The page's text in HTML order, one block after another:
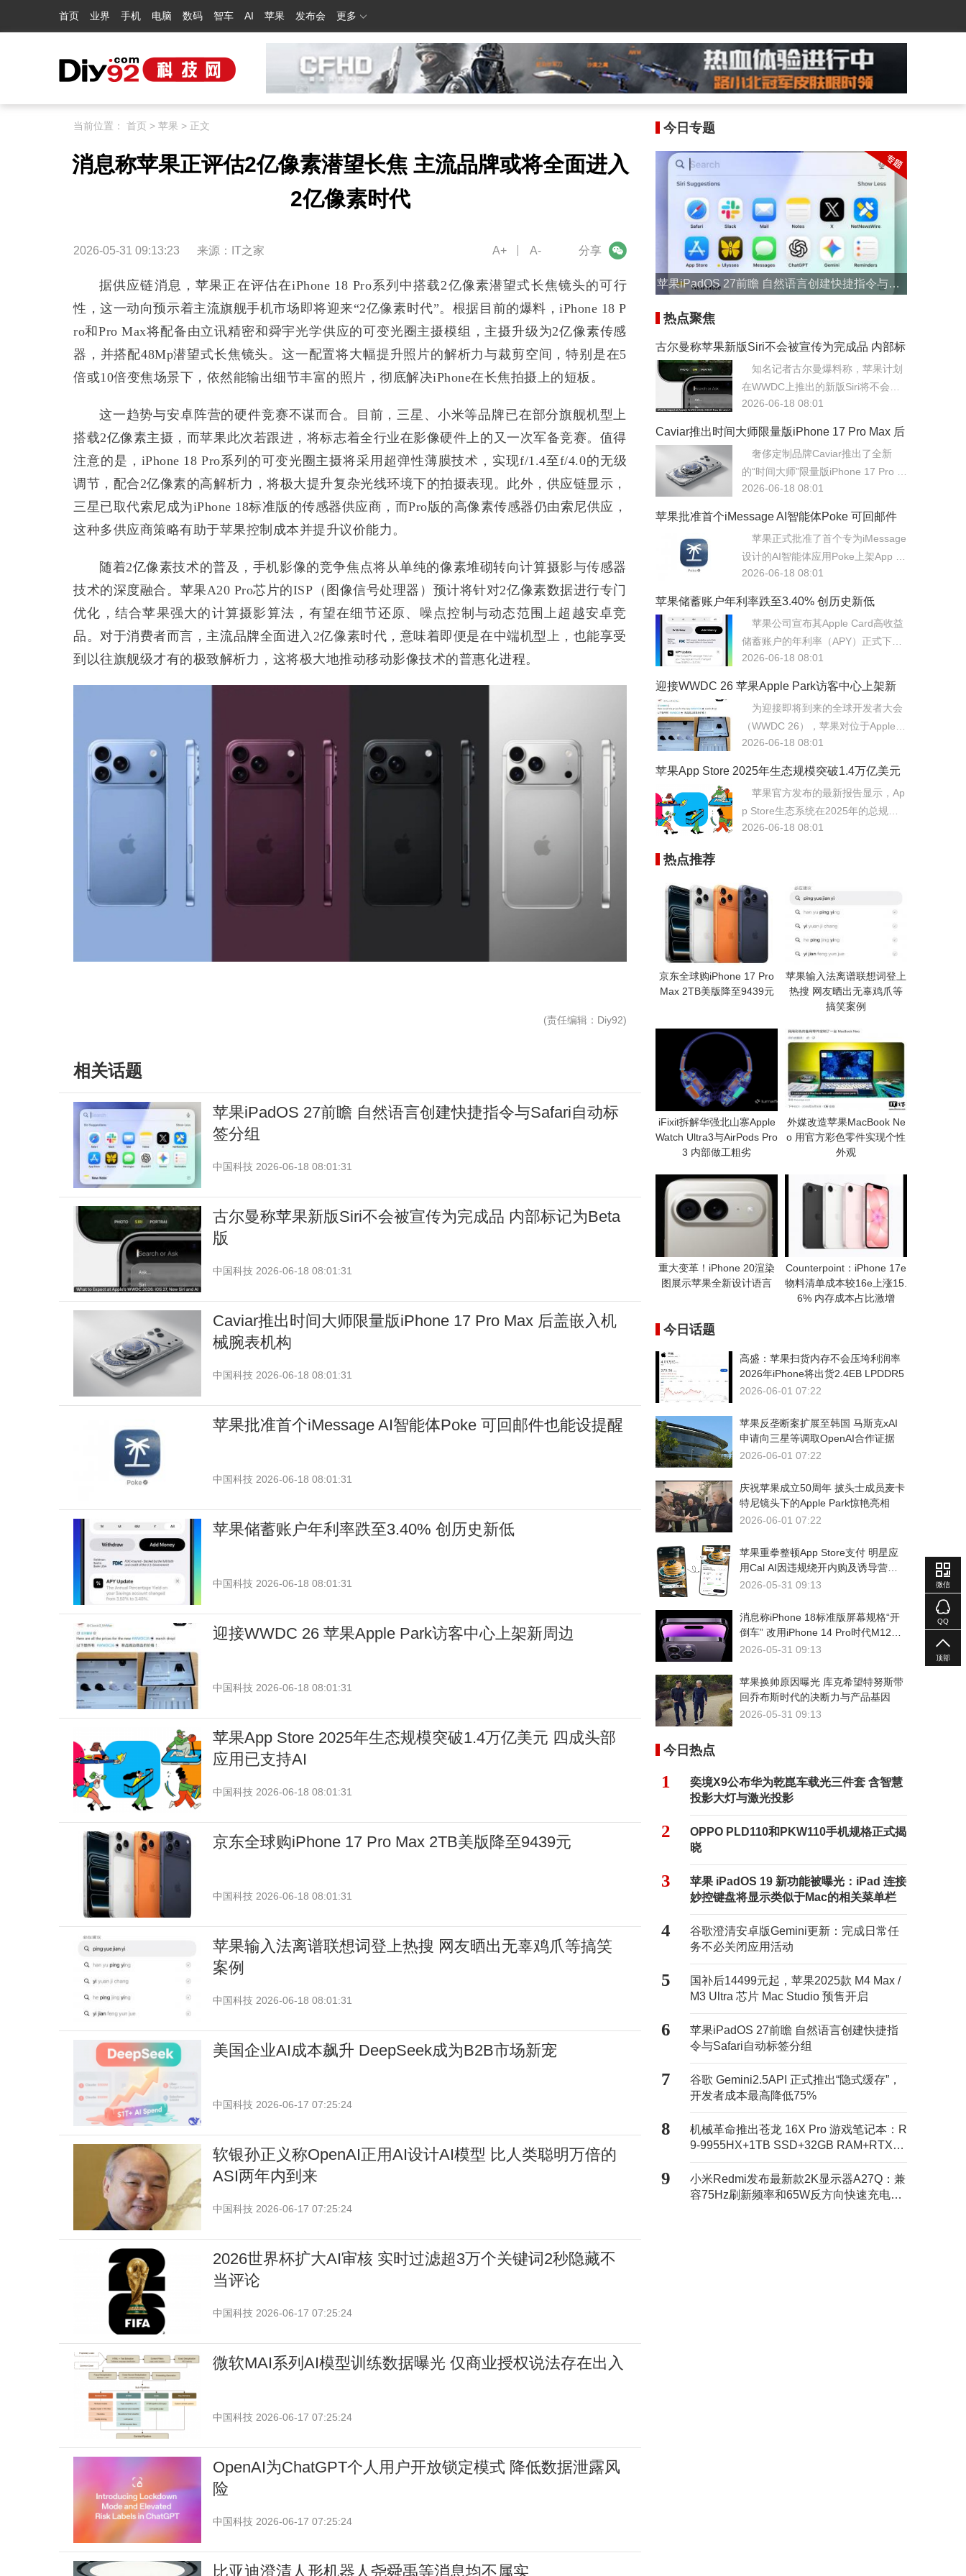
首页 业界 手机 电脑 数码 智车 AI 苹果 发布会 更多
当前位置： 首页 > 苹果 > 正文
消息称苹果正评估2亿像素潜望长焦 主流品牌或将全面进入
2亿像素时代
2026-05-31 09:13:23 来源： IT之家 分享
微信
A+ A-
据供应链消息，苹果正在评估在iPhone 18 Pro系列中搭载2亿像素潜望式长焦镜头的可行
性，这一动向预示着主流旗舰手机市场即将迎来“2亿像素时代”。根据目前的爆料，iPhone 18 P
ro和Pro Max将配备由立讯精密和舜宇光学供应的可变光圈主摄模组，主摄升级为2亿像素传感
器，并搭配48Mp潜望式长焦镜头。这一配置将大幅提升照片的解析力与裁剪空间，特别是在5
倍或10倍变焦场景下，依然能输出细节丰富的照片，彻底解决iPhone在长焦拍摄上的短板。
这一趋势与安卓阵营的硬件竞赛不谋而合。目前，三星、小米等品牌已在部分旗舰机型上
搭载2亿像素主摄，而苹果此次若跟进，将标志着全行业在影像硬件上的又一次军备竞赛。值得
注意的是，iPhone 18 Pro系列的可变光圈主摄将采用超弹性薄膜技术，实现f/1.4至f/4.0的无级
调节，配合2亿像素的高解析力，将极大提升复杂光线环境下的拍摄表现。此外，供应链显示，
三星已取代索尼成为iPhone 18标准版的传感器供应商，而Pro版的高像素传感器仍由索尼供应，
这种多供应商策略有助于苹果控制成本并提升议价能力。
随着2亿像素技术的普及，手机影像的竞争焦点将从单纯的像素堆砌转向计算摄影与传感器
技术的深度融合。苹果A20 Pro芯片的ISP（图像信号处理器）预计将针对2亿像素数据进行专门
优化，结合苹果强大的计算摄影算法，有望在细节还原、噪点控制与动态范围上超越安卓竞
品。对于消费者而言，主流品牌全面进入2亿像素时代，意味着即便是在中端机型上，也能享受
到以往旗舰级才有的极致解析力，这将极大地推动移动影像技术的普惠化进程。
(责任编辑 ：Diy92)
相关话题
苹果iPadOS 27前瞻 自然语言创建快捷指令与Safari自动标
签分组
中国科技 2026-06-18 08:01:31
古尔曼称苹果新版Siri不会被宣传为完成品 内部标记为Beta
版
中国科技 2026-06-18 08:01:31
Caviar推出时间大师限量版iPhone 17 Pro Max 后盖嵌入机
械腕表机构
中国科技 2026-06-18 08:01:31
苹果批准首个iMessage AI智能体Poke 可回邮件也能设提醒
中国科技 2026-06-18 08:01:31
苹果储蓄账户年利率跌至3.40% 创历史新低
中国科技 2026-06-18 08:01:31
迎接WWDC 26 苹果Apple Park访客中心上架新周边
中国科技 2026-06-18 08:01:31
苹果App Store 2025年生态规模突破1.4万亿美元 四成头部
应用已支持AI
中国科技 2026-06-18 08:01:31
京东全球购iPhone 17 Pro Max 2TB美版降至9439元
中国科技 2026-06-18 08:01:31
苹果输入法离谱联想词登上热搜 网友晒出无辜鸡爪等搞笑
案例
中国科技 2026-06-18 08:01:31
美国企业AI成本飙升 DeepSeek成为B2B市场新宠
中国科技 2026-06-17 07:25:24
软银孙正义称OpenAI正用AI设计AI模型 比人类聪明万倍的
ASI两年内到来
中国科技 2026-06-17 07:25:24
2026世界杯扩大AI审核 实时过滤超3万个关键词2秒隐藏不
当评论
中国科技 2026-06-17 07:25:24
微软MAI系列AI模型训练数据曝光 仅商业授权说法存在出入
中国科技 2026-06-17 07:25:24
OpenAI为ChatGPT个人用户开放锁定模式 降低数据泄露风
险
中国科技 2026-06-17 07:25:24
比亚迪澄清人形机器人尧舜禹等消息均不属实
今日专题
苹果iPadOS 27前瞻 自然语言创建快捷指令与Saf
热点聚焦
古尔曼称苹果新版Siri不会被宣传为完成品 内部标
记为Beta版
知名记者古尔曼爆料称，苹果计划
在WWDC上推出的新版Siri将不会被
宣传为正式完成品，而是作为Beta测
新版Siri底层架构的复杂性，苹果担心
其稳定性与响应速度无法达到过往产
品的严苛标准。
2026-06-18 08:01
Caviar推出时间大师限量版iPhone 17 Pro Max 后
盖嵌入机械腕表机构
奢侈定制品牌Caviar推出了全新
的“时间大师”限量版iPhone 17 Pro M
ax，该机型最大的亮点在于后盖创新
2026-06-18 08:01
苹果批准首个iMessage AI智能体Poke 可回邮件
苹果正式批准了首个专为iMessage
设计的AI智能体应用Poke上架App St
ore，该应用能够直接在iMessage对
管理等复杂任务。
2026-06-18 08:01
苹果储蓄账户年利率跌至3.40% 创历史新低
苹果公司宣布其Apple Card高收益
储蓄账户的年利率（APY）正式下调
至3.40%，创下该产品自推出以来的
储货币政策及美国国债收益率持续走
低的影响，反映了当前宏观经济环境
的变化。
2026-06-18 08:01
迎接WWDC 26 苹果Apple Park访客中心上架新
周边
为迎接即将到来的全球开发者大会
（WWDC 26），苹果对位于Apple P
ark的访客中心进行了特别布置，上架
2026-06-18 08:01
苹果App Store 2025年生态规模突破1.4万亿美元
四成头部应用已支持AI
苹果官方发布的最新报告显示，Ap
p Store生态系统在2025年的总规模
已突破1.4万亿美元大关，其中超过四
2026-06-18 08:01
热点推荐
京东全球购iPhone 17 Pro
Max 2TB美版降至9439元
苹果输入法离谱联想词登上
热搜 网友晒出无辜鸡爪等
搞笑案例
iFixit拆解华强北山寨Apple
Watch Ultra3与AirPods Pro
3 内部做工粗劣
外媒改造苹果MacBook Ne
o 用官方彩色零件实现个性
外观
重大变革！iPhone 20渲染
图展示苹果全新设计语言
Counterpoint：iPhone 17e
物料清单成本较16e上涨15.
6% 内存成本占比激增
今日话题
高盛：苹果扫货内存不会压垮利润率
2026年iPhone将出货2.4EB LPDDR5
2026-06-01 07:22
苹果反垄断案扩展至韩国 马斯克xAI
申请向三星等调取OpenAI合作证据
2026-06-01 07:22
庆祝苹果成立50周年 披头士成员麦卡
特尼镜头下的Apple Park惊艳亮相
2026-06-01 07:22
苹果重拳整顿App Store支付 明星应
用Cal AI因违规绕开内购及诱导营销
被下架
2026-05-31 09:13
消息称iPhone 18标准版屏幕规格“开
倒车” 改用iPhone 14 Pro时代M12发
光基材
2026-05-31 09:13
苹果换帅原因曝光 库克希望特努斯带
回乔布斯时代的决断力与产品基因
2026-05-31 09:13
今日热点
1
奕境X9公布华为乾崑车载光三件套 含智慧
投影大灯与激光投影
2
OPPO PLD110和PKW110手机规格正式揭
晓
3
苹果 iPadOS 19 新功能被曝光：iPad 连接
妙控键盘将显示类似于Mac的相关菜单栏
4
谷歌澄清安卓版Gemini更新：完成日常任
务不必关闭应用活动
5
国补后14499元起，苹果2025款 M4 Max /
M3 Ultra 芯片 Mac Studio 预售开启
6
苹果iPadOS 27前瞻 自然语言创建快捷指
令与Safari自动标签分组
7
谷歌 Gemini2.5API 正式推出“隐式缓存”，
开发者成本最高降低75%
8
机械革命推出苍龙 16X Pro 游戏笔记本：R
9-9955HX+1TB SSD+32GB RAM+RTX50
70Ti售11499元
9
小米Redmi发布最新款2K显示器A27Q：兼
容75Hz刷新频率和65W反方向快速充电，
微信
QQ
顶部